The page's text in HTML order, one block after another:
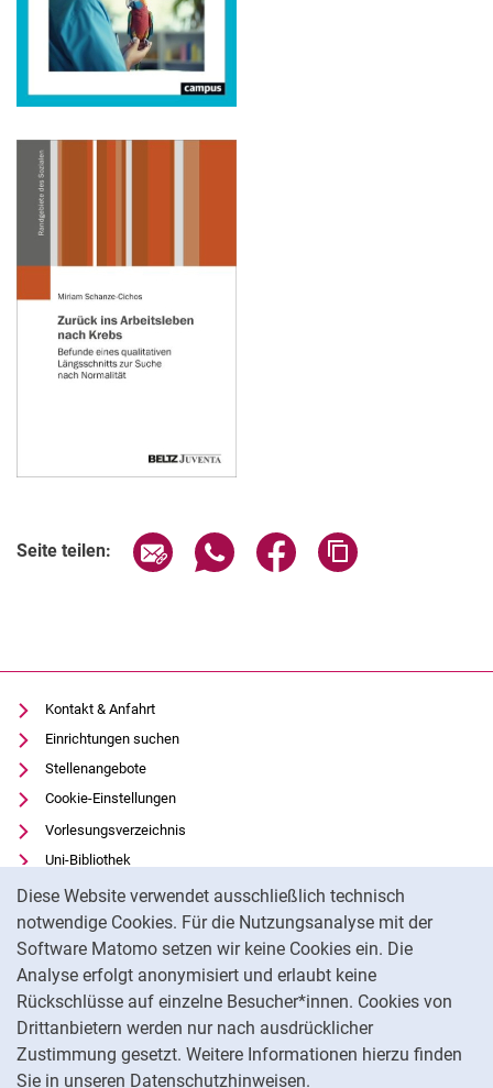
Diese Website verwendet ausschließlich technisch
notwendige Cookies. Für die Nutzungsanalyse mit der
Software Matomo setzen wir keine Cookies ein. Die
Analyse erfolgt anonymisiert und erlaubt keine
Rückschlüsse auf einzelne Besucher*innen. Cookies von
Drittanbietern werden nur nach ausdrücklicher
Zustimmung gesetzt. Weitere Informationen hierzu finden
Sie in unseren Datenschutzhinweisen.
Seite teilen: Seite über E-Mail teilen
Seite über WhatsApp teilen
Seite über Facebook
Kontakt & Anfahrt
Einrichtungen suchen
Stellenangebote
Cookie-Einstellungen
Vorlesungsverzeichnis
Uni-Bibliothek
Moodle
Panopto
Datenschutz
Barrierefreiheit
Transparenter KI-Einsatz